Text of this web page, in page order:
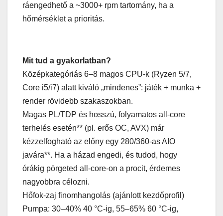
ráengedhető a ~3000+ rpm tartomány, ha a
hőmérséklet a prioritás.
Mit tud a gyakorlatban?
Középkategóriás 6–8 magos CPU-k (Ryzen 5/7,
Core i5/i7) alatt kiváló „mindenes”: játék + munka +
render rövidebb szakaszokban.
Magas PL/TDP és hosszú, folyamatos all-core
terhelés esetén** (pl. erős OC, AVX) már
kézzelfogható az előny egy 280/360-as AIO
javára**. Ha a házad engedi, és tudod, hogy
órákig pörgeted all-core-on a procit, érdemes
nagyobbra célozni.
Hőfok-zaj finomhangolás (ajánlott kezdőprofil)
Pumpa: 30–40% 40 °C-ig, 55–65% 60 °C-ig,